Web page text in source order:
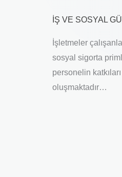
İŞ VE SOSYAL
İşletmeler
sosyal sigorta
personelin
oluşmaktadır…